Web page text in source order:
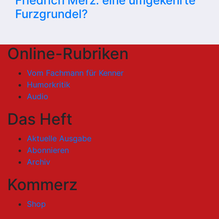
Furzgrundel?
Online-Rubriken
Vom Fachmann für Kenner
Humorkritik
Audio
Das Heft
Aktuelle Ausgabe
Abonnieren
Archiv
Kommerz
Shop